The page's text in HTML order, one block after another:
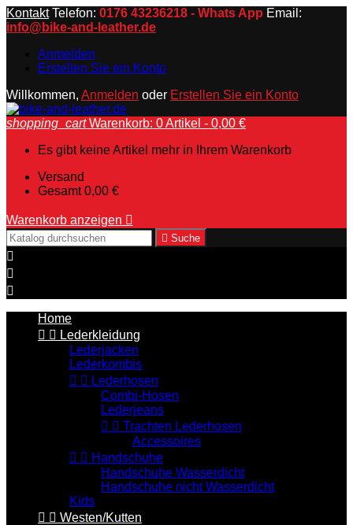
Kontakt Telefon: 0176 43236218 - Whats App Email:
info@bike-and-leather.de
Anmelden
Erstellen Sie ein Konto
Willkommen, Anmelden oder Erstellen Sie ein Konto
shopping_cart Warenkorb: 0Artikel - 0,00 €
Es gibt keine Artikel mehr in Ihrem Warenkorb
Versand
Gesamt 0,00 €
Warenkorb anzeigen 
 Suche



Home
  Lederkleidung
Lederjacken
Lederkombis
  Lederhosen
Combi-Hosen
Lederjeans
  Trachten Lederhosen
Accessoires
  Handschuhe
Handschuhe Wasserdicht
Handschuhe nicht Wasserdicht
Kids
  Westen/Kutten